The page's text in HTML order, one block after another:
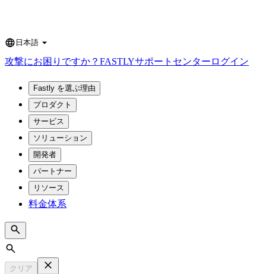
Language
日本語
攻撃にお困りですか？ FASTLYサポートセンター ログイン
Fastly を選ぶ理由
プロダクト
サービス
ソリューション
開発者
パートナー
リソース
料金体系
Search
クリア